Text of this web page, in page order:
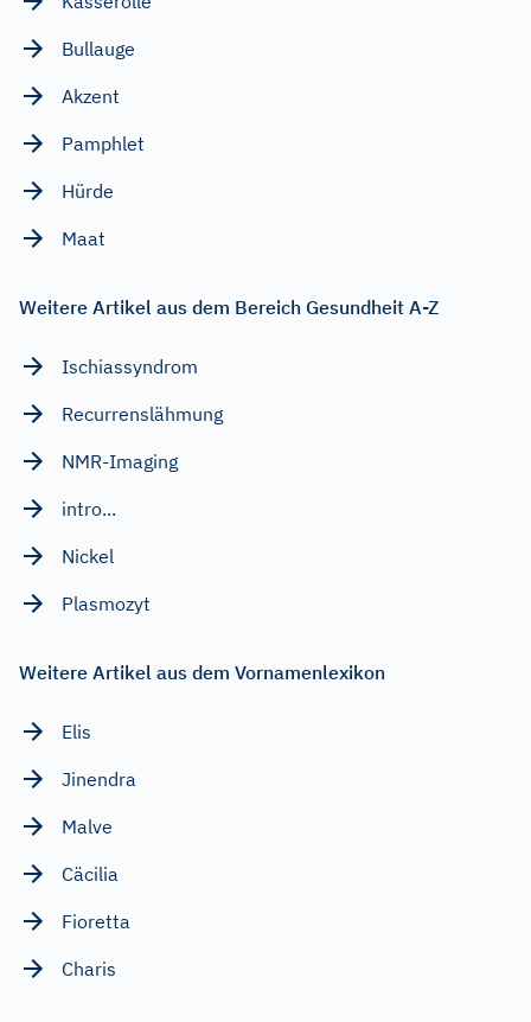
Bullauge
Akzent
Pamphlet
Hürde
Maat
Weitere Artikel aus dem Bereich Gesundheit A-Z
Ischiassyndrom
Recurrenslähmung
NMR-Imaging
intro...
Nickel
Plasmozyt
Weitere Artikel aus dem Vornamenlexikon
Elis
Jinendra
Malve
Cäcilia
Fioretta
Charis